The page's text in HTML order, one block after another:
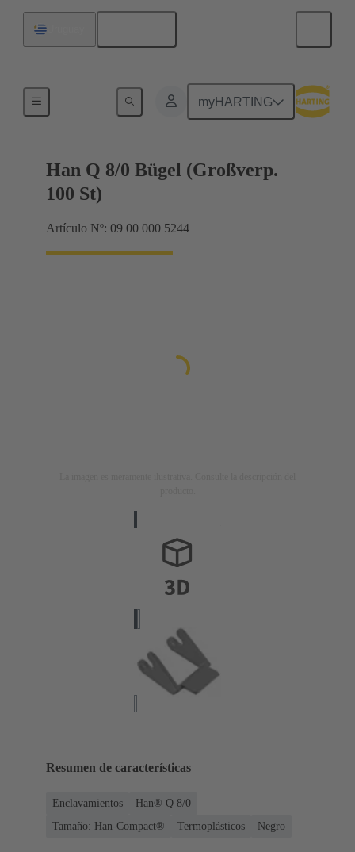
myHARTING
Sistemas de bloqueo
Han Q 8/0 Bügel (Großverp.
100 St)
Artículo Nº: 09 00 000 5244
Resumen de características
Enclavamientos
Han® Q 8/0
Tamaño: Han-Compact®
Termoplásticos Negro